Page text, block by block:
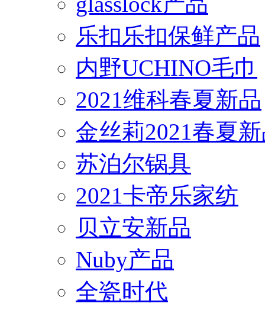
乐扣乐扣保鲜产品
内野UCHINO毛巾
2021维科春夏新品
金丝莉2021春夏
苏泊尔锅具
2021卡帝乐家纺
贝立安新品
Nuby产品
全瓷时代